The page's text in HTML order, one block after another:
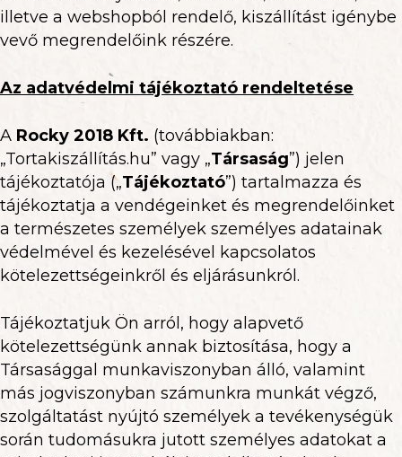
illetve a webshopból rendelő, kiszállítást igénybe
vevő megrendelőink részére.
Az adatvédelmi tájékoztató rendeltetése
A Rocky 2018 Kft. (továbbiakban:
„Tortakiszállítás.hu” vagy „Társaság”) jelen
tájékoztatója („Tájékoztató”) tartalmazza és
tájékoztatja a vendégeinket és megrendelőinket
a természetes személyek személyes adatainak
védelmével és kezelésével kapcsolatos
kötelezettségeinkről és eljárásunkról.
Tájékoztatjuk Ön arról, hogy alapvető
kötelezettségünk annak biztosítása, hogy a
Társasággal munkaviszonyban álló, valamint
más jogviszonyban számunkra munkát végző,
szolgáltatást nyújtó személyek a tevékenységük
során tudomásukra jutott személyes adatokat a